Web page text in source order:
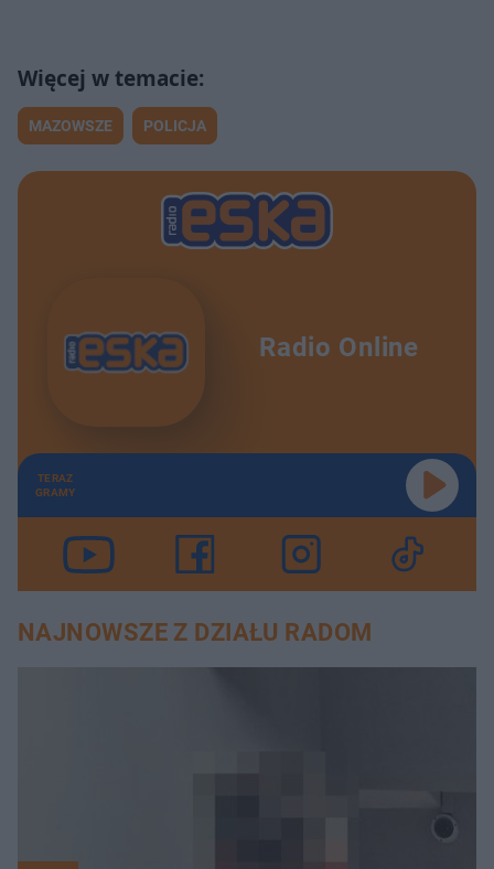
MAZOWSZE POLICJA
Radio Online
TERAZ
GRAMY
NAJNOWSZE Z DZIAŁU RADOM